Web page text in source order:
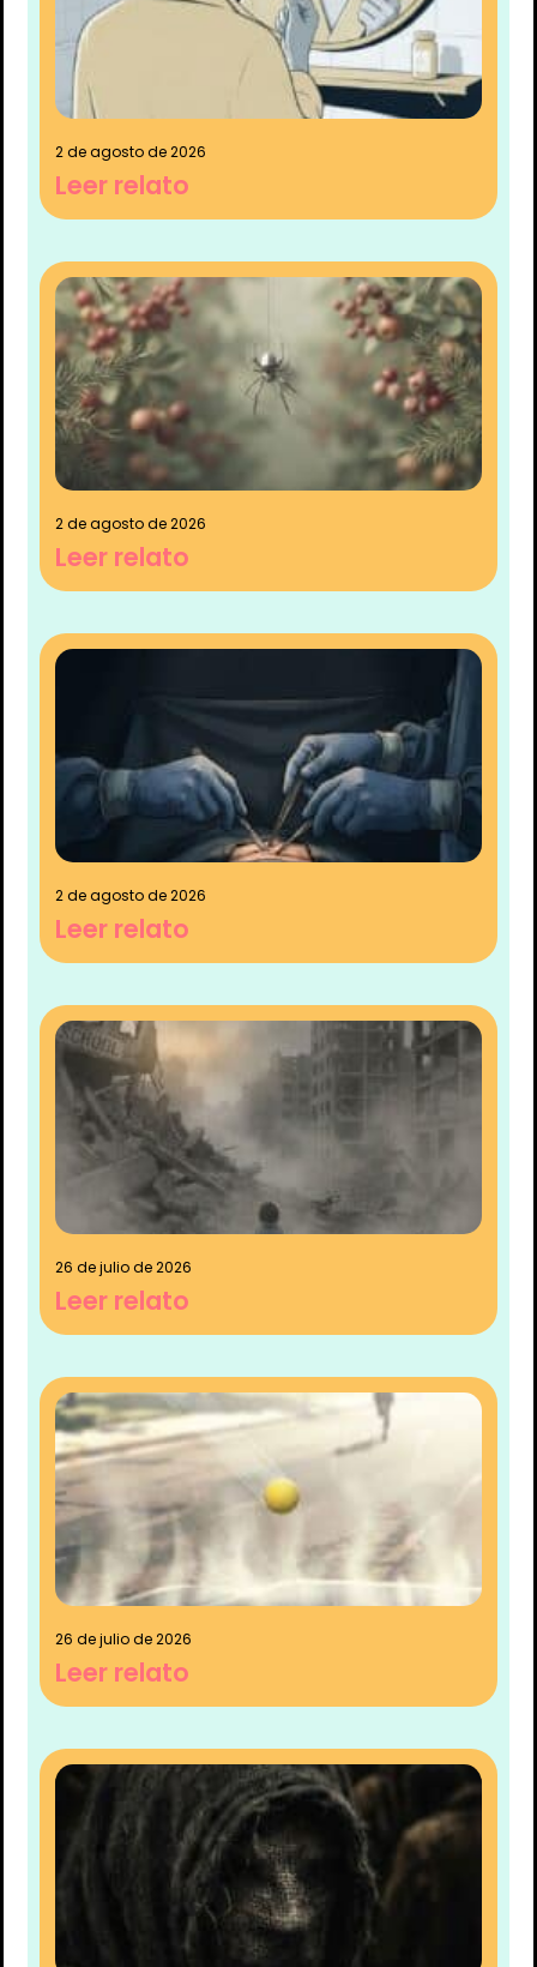
2 de agosto de 2026
Leer relato
2 de agosto de 2026
Leer relato
2 de agosto de 2026
Leer relato
26 de julio de 2026
Leer relato
26 de julio de 2026
Leer relato